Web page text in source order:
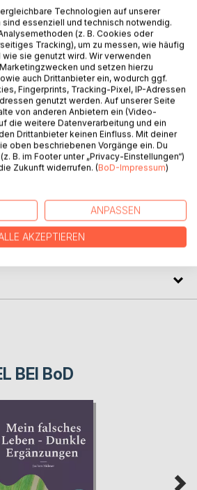
mit seinen zwei jüngeren
Eltern an der Lahn. Es sind noch
einen wunderschönen Tag.
BEI BoD
Technologien auf unserer
sind essenziell und technisch notwendig.
(z. B. Cookies oder
Tracking), um zu messen, wie häufig
sie genutzt wird. Wir verwenden
und setzen hierzu
auch Drittanbieter ein, wodurch ggf.
Fingerprints, Tracking-Pixel, IP-Adressen
genutzt werden. Auf unserer Seite
von anderen Anbietern ein (Video-
die weitere Datenverarbeitung und ein
Drittanbieter keinen Einfluss. Mit deiner
oben beschriebenen Vorgänge ein. Du
B. im Footer unter „Privacy-Einstellungen“)
Zukunft widerrufen. (BoD-Impressum)
ANPASSEN
AKZEPTIEREN